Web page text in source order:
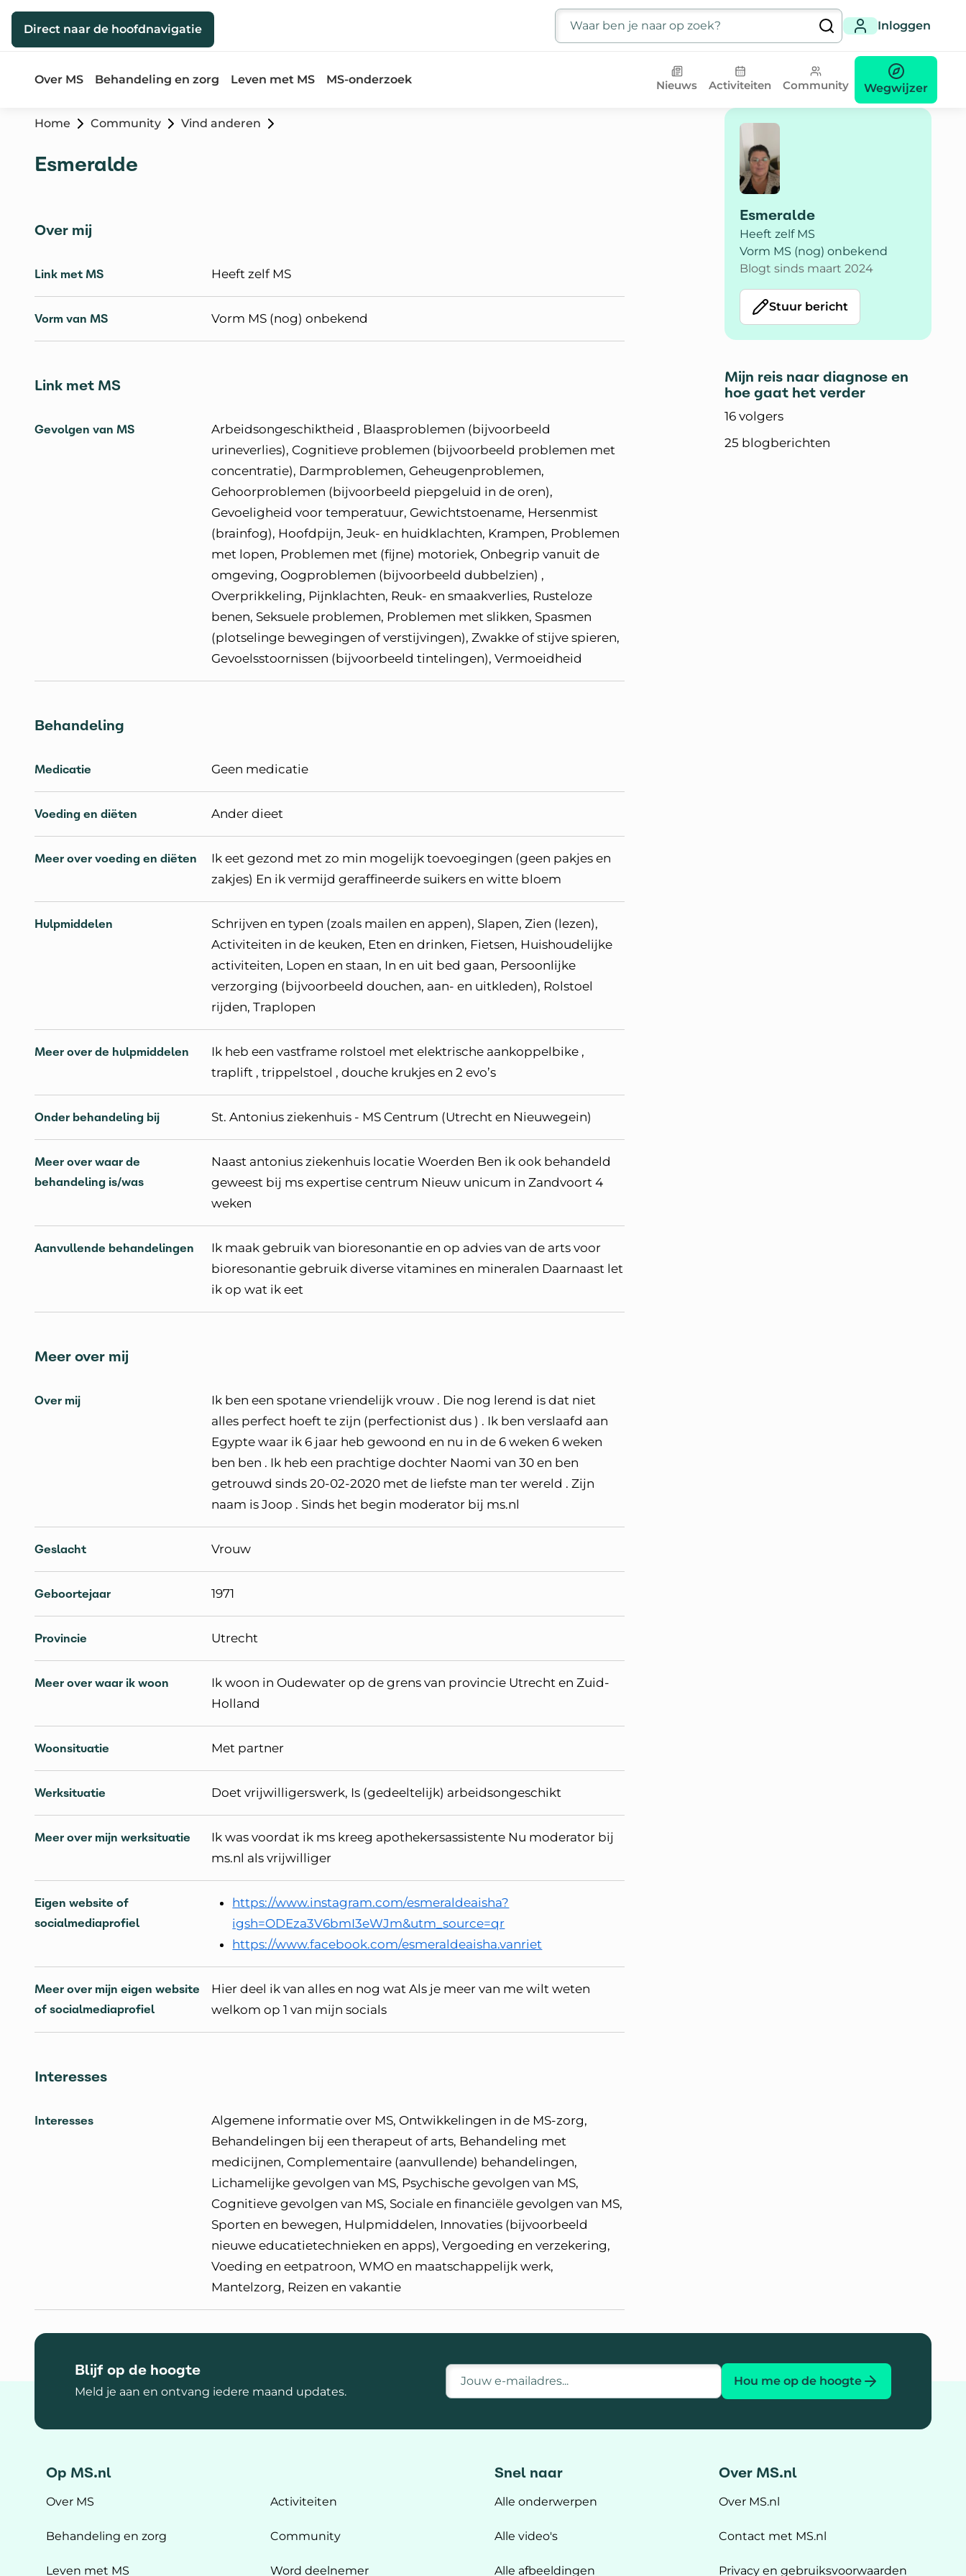
Direct naar de inhoud
Direct naar de hoofdnavigatie
Zoeken
Inloggen
Over MS Behandeling en zorg Leven met MS MS-onderzoek Nieuws Activiteiten Community Wegwijzer
Home Community Vind anderen
Esmeralde
Esmeralde
Heeft zelf MS
Vorm MS (nog) onbekend
Blogt sinds maart 2024
Stuur bericht
Mijn reis naar diagnose en
hoe gaat het verder
16 volgers
25 blogberichten
Over mij
Link met MS Heeft zelf MS
Vorm van MS Vorm MS (nog) onbekend
Link met MS
Gevolgen van MS
Arbeidsongeschiktheid , Blaasproblemen (bijvoorbeeld
urineverlies), Cognitieve problemen (bijvoorbeeld problemen met
concentratie), Darmproblemen, Geheugenproblemen,
Gehoorproblemen (bijvoorbeeld piepgeluid in de oren),
Gevoeligheid voor temperatuur, Gewichtstoename, Hersenmist
(brainfog), Hoofdpijn, Jeuk- en huidklachten, Krampen, Problemen
met lopen, Problemen met (fijne) motoriek, Onbegrip vanuit de
omgeving, Oogproblemen (bijvoorbeeld dubbelzien) ,
Overprikkeling, Pijnklachten, Reuk- en smaakverlies, Rusteloze
benen, Seksuele problemen, Problemen met slikken, Spasmen
(plotselinge bewegingen of verstijvingen), Zwakke of stijve spieren,
Gevoelsstoornissen (bijvoorbeeld tintelingen), Vermoeidheid
Behandeling
Medicatie Geen medicatie
Voeding en diëten Ander dieet
Meer over voeding en diëten
Ik eet gezond met zo min mogelijk toevoegingen (geen pakjes en
zakjes) En ik vermijd geraffineerde suikers en witte bloem
Hulpmiddelen
Schrijven en typen (zoals mailen en appen), Slapen, Zien (lezen),
Activiteiten in de keuken, Eten en drinken, Fietsen, Huishoudelijke
activiteiten, Lopen en staan, In en uit bed gaan, Persoonlijke
verzorging (bijvoorbeeld douchen, aan- en uitkleden), Rolstoel
rijden, Traplopen
Meer over de hulpmiddelen
Ik heb een vastframe rolstoel met elektrische aankoppelbike ,
traplift , trippelstoel , douche krukjes en 2 evo’s
Onder behandeling bij St. Antonius ziekenhuis - MS Centrum (Utrecht en Nieuwegein)
Meer over waar de
behandeling is/was
Naast antonius ziekenhuis locatie Woerden Ben ik ook behandeld
geweest bij ms expertise centrum Nieuw unicum in Zandvoort 4
weken
Aanvullende behandelingen
Ik maak gebruik van bioresonantie en op advies van de arts voor
bioresonantie gebruik diverse vitamines en mineralen Daarnaast let
ik op wat ik eet
Meer over mij
Over mij
Ik ben een spotane vriendelijk vrouw . Die nog lerend is dat niet
alles perfect hoeft te zijn (perfectionist dus ) . Ik ben verslaafd aan
Egypte waar ik 6 jaar heb gewoond en nu in de 6 weken 6 weken
ben ben . Ik heb een prachtige dochter Naomi van 30 en ben
getrouwd sinds 20-02-2020 met de liefste man ter wereld . Zijn
naam is Joop . Sinds het begin moderator bij ms.nl
Geslacht Vrouw
Geboortejaar 1971
Provincie Utrecht
Meer over waar ik woon
Ik woon in Oudewater op de grens van provincie Utrecht en Zuid-
Holland
Woonsituatie Met partner
Werksituatie Doet vrijwilligerswerk, Is (gedeeltelijk) arbeidsongeschikt
Meer over mijn werksituatie
Ik was voordat ik ms kreeg apothekersassistente Nu moderator bij
ms.nl als vrijwilliger
Eigen website of
socialmediaprofiel
https://www.instagram.com/esmeraldeaisha?
igsh=ODEza3V6bmI3eWJm&utm_source=qr
https://www.facebook.com/esmeraldeaisha.vanriet
Meer over mijn eigen website
of socialmediaprofiel
Hier deel ik van alles en nog wat Als je meer van me wilt weten
welkom op 1 van mijn socials
Interesses
Interesses
Algemene informatie over MS, Ontwikkelingen in de MS-zorg,
Behandelingen bij een therapeut of arts, Behandeling met
medicijnen, Complementaire (aanvullende) behandelingen,
Lichamelijke gevolgen van MS, Psychische gevolgen van MS,
Cognitieve gevolgen van MS, Sociale en financiële gevolgen van MS,
Sporten en bewegen, Hulpmiddelen, Innovaties (bijvoorbeeld
nieuwe educatietechnieken en apps), Vergoeding en verzekering,
Voeding en eetpatroon, WMO en maatschappelijk werk,
Mantelzorg, Reizen en vakantie
Blijf op de hoogte
Meld je aan en ontvang iedere maand updates.
E-mailadres
Hou me op de hoogte
Op MS.nl
Over MS
Behandeling en zorg
Leven met MS
Activiteiten
Community
Word deelnemer
Snel naar
Alle onderwerpen
Alle video's
Alle afbeeldingen
Over MS.nl
Over MS.nl
Contact met MS.nl
Privacy en gebruiksvoorwaarden